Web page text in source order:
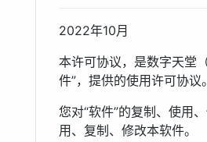
2022年10月
本许可协议，是数字天堂
件”，提供的使用许可协议。
您对“软件”的复制、使用
用、复制、修改本软件。